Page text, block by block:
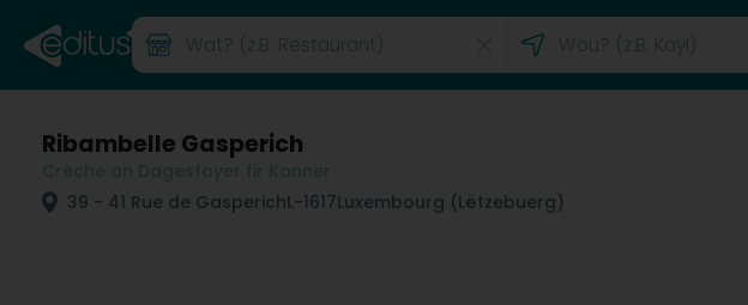
Ribambelle Gasperich
39 - 41 Rue de GasperichL-1617Luxembourg (Lëtzebuerg)